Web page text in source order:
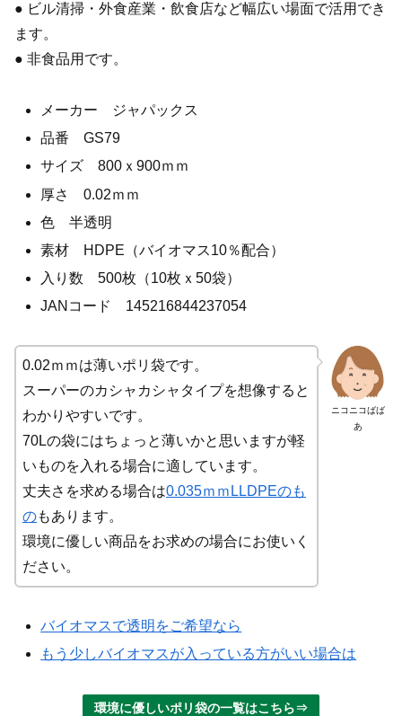
● ビル清掃・外食産業・飲食店など幅広い場面で活用でき
ます。
● 非食品用です。
メーカー ジャパックス
品番 GS79
サイズ 800ｘ900ｍｍ
厚さ 0.02ｍｍ
色 半透明
素材 HDPE（バイオマス10％配合）
入り数 500枚（10枚ｘ50袋）
JANコード 145216844237054
ニコニコばば
あ
0.02ｍｍは薄いポリ袋です。
スーパーのカシャカシャタイプを想像すると
わかりやすいです。
70Lの袋にはちょっと薄いかと思いますが軽
いものを入れる場合に適しています。
丈夫さを求める場合は0.035ｍｍLLDPEのも
のもあります。
環境に優しい商品をお求めの場合にお使いく
ださい。
バイオマスで透明をご希望なら
もう少しバイオマスが入っている方がいい場合は
環境に優しいポリ袋の一覧はこちら⇒